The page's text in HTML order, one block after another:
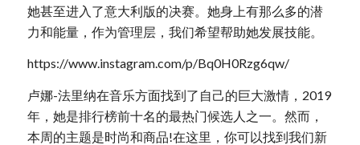
她甚至进入了意大利版的决赛。她身上有那么多的潜
力和能量，作为管理层，我们希望帮助她发展技能。
https://www.instagram.com/p/Bq0H0Rzg6qw/
卢娜-法里纳在音乐方面找到了自己的巨大激情，2019
年，她是排行榜前十名的最热门候选人之一。然而，
本周的主题是时尚和商品!在这里，你可以找到我们新